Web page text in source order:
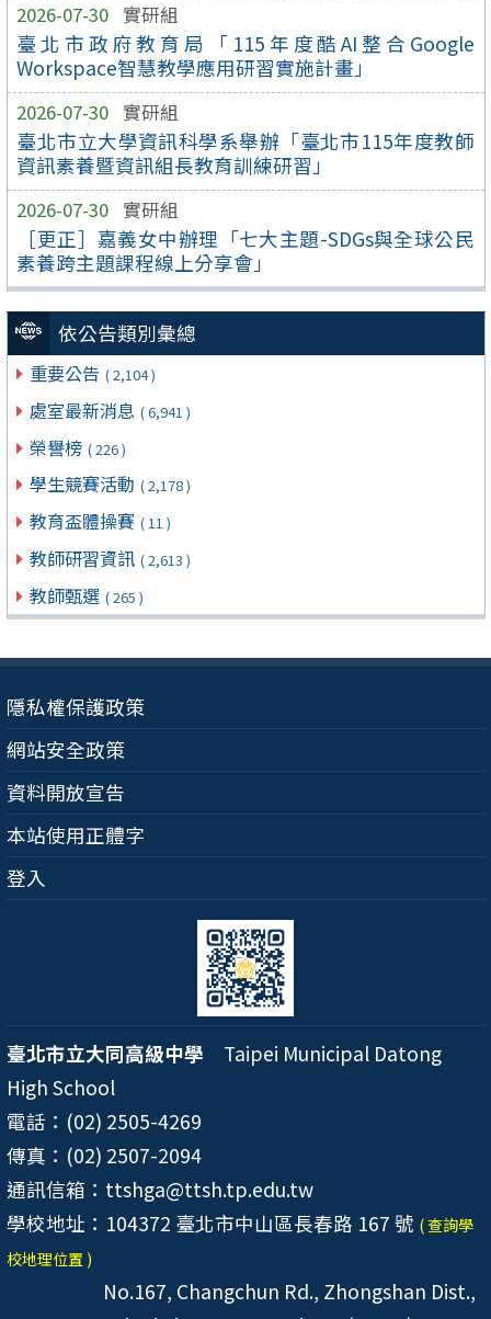
2026-07-30 實研組
臺北市政府教育局「115年度酷AI整合Google
Workspace智慧教學應用研習實施計畫」
2026-07-30 實研組
臺北市立大學資訊科學系舉辦「臺北市115年度教師
資訊素養暨資訊組長教育訓練研習」
2026-07-30 實研組
［更正］嘉義女中辦理「七大主題-SDGs與全球公民
素養跨主題課程線上分享會」
依公告類別彙總
重要公告 ( 2,104 )
處室最新消息 ( 6,941 )
榮譽榜 ( 226 )
學生競賽活動 ( 2,178 )
教育盃體操賽 ( 11 )
教師研習資訊 ( 2,613 )
教師甄選 ( 265 )
隱私權保護政策
網站安全政策
資料開放宣告
本站使用正體字
登入
臺北市立大同高級中學 Taipei Municipal Datong
High School
電話：(02) 2505-4269
傳真：(02) 2507-2094
通訊信箱：ttshga@ttsh.tp.edu.tw
學校地址：104372 臺北市中山區長春路 167 號 ( 查詢學
校地理位置 )
No.167, Changchun Rd., Zhongshan Dist.,